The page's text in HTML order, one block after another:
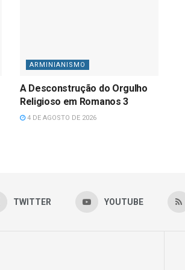
ARMINIANISMO
A Desconstrução do Orgulho
Religioso em Romanos 3
4 DE AGOSTO DE 2026
TWITTER YOUTUBE